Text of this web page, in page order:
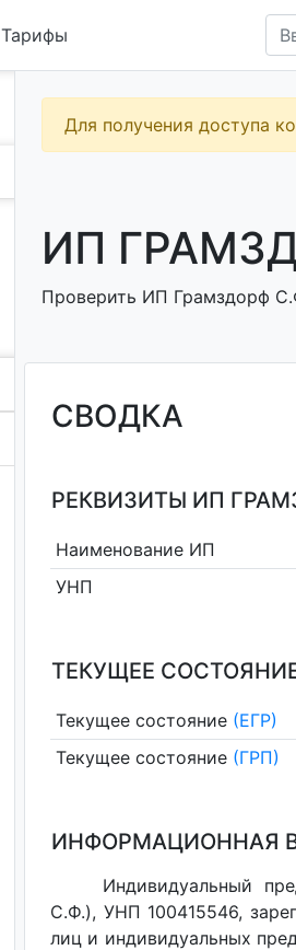
Тарифы
Для получения доступа
ИП
Проверить ИП Грамздорф
СВОДКА
РЕКВИЗИТЫ ИП
Наименование ИП
УНП
ТЕКУЩЕЕ
Текущее состояние (ЕГР)
Текущее состояние (ГРП)
ИНФОРМАЦИОННАЯ
Индивидуальный
С.Ф.), УНП 100415546,
лиц и индивидуальных